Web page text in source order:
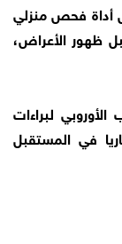
أداة فحص منزلي
ظهور الأعراض،
لبراءات
في المستقبل